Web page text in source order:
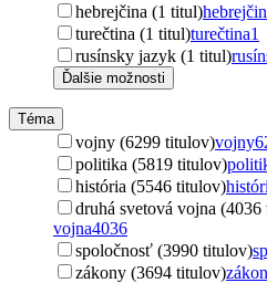
hebrejčina (1 titul)
turečtina (1 titul)turečtina1
rusínsky jazyk (1 titul)
Ďalšie možnosti
Téma
vojny (6299 titulov)vojny
politika (5819 titulov)
história (5546 titulov)
druhá svetová vojna
vojna4036
spoločnosť (3990 titulov)
zákony (3694 titulov)